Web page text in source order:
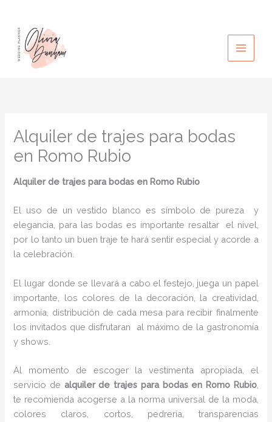
contenido
Alquiler de trajes para bodas
en Romo Rubio
Alquiler de trajes para bodas en Romo Rubio
El uso de un vestido blanco es símbolo de pureza y
elegancia, para las bodas es importante resaltar el nivel,
por lo tanto un buen traje te hará sentir especial y acorde a
la celebración.
El lugar donde se llevará a cabo el festejo, juega un papel
importante, los colores de la decoración, la creatividad,
armonía, distribución de cada mesa para recibir finalmente
los invitados que disfrutaran al máximo de la gastronomía
y shows.
Al momento de escoger la vestimenta apropiada, el
servicio de alquiler de trajes para bodas en Romo Rubio,
te recomienda acogerse a la norma universal de la moda,
colores claros, cortos, pedrería, transparencias